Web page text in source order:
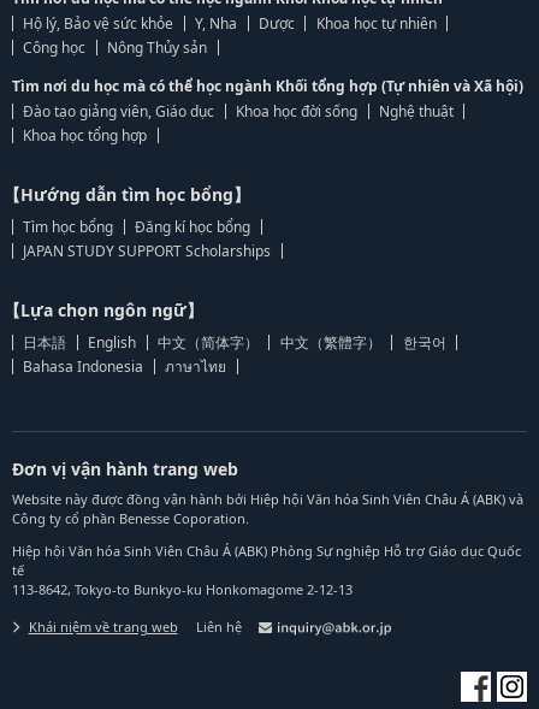
Hộ lý, Bảo vệ sức khỏe
Y, Nha Dược
Khoa học tự nhiên
Công học
Nông Thủy sản
Tìm nơi du học mà có thể học ngành Khối tổng hợp (Tự nhiên và Xã hội)
Đào tạo giảng viên, Giáo dục
Khoa học đời sống
Nghệ thuật
Khoa học tổng hợp
【Hướng dẫn tìm học bổng】
Tìm học bổng
Đăng kí học bổng
JAPAN STUDY SUPPORT Scholarships
【Lựa chọn ngôn ngữ】
日本語 English 中文（简体字） 中文（繁體字）
한국어
Bahasa Indonesia
ภาษาไทย
Đơn vị vận hành trang web
Website này được đồng vận hành bởi Hiệp hội Văn hóa Sinh Viên Châu Á (ABK) và
Công ty cổ phần Benesse Coporation.
Hiệp hội Văn hóa Sinh Viên Châu Á (ABK) Phòng Sự nghiệp Hỗ trợ Giáo dục Quốc
tế
113-8642, Tokyo-to Bunkyo-ku Honkomagome 2-12-13
Khái niệm về trang web Liên hệ